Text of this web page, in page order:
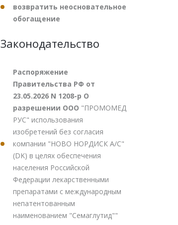
возвратить неосновательное
обогащение
Законодательство
Распоряжение
Правительства РФ от
23.05.2026 N 1208-р О
разрешении ООО "ПРОМОМЕД
РУС" использования
изобретений без согласия
компании "НОВО НОРДИСК А/С"
(DK) в целях обеспечения
населения Российской
Федерации лекарственными
препаратами с международным
непатентованным
наименованием "Семаглутид""